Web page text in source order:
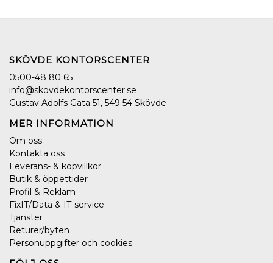
SKÖVDE KONTORSCENTER
0500-48 80 65
info@skovdekontorscenter.se
Gustav Adolfs Gata 51, 549 54 Skövde
MER INFORMATION
Om oss
Kontakta oss
Leverans- & köpvillkor
Butik & öppettider
Profil & Reklam
FixIT/Data & IT-service
Tjänster
Returer/byten
Personuppgifter och cookies